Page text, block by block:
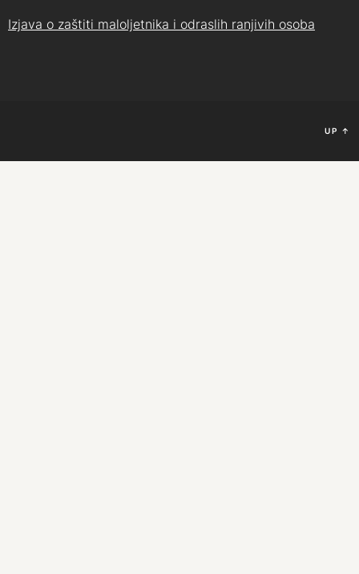
Izjava o zaštiti maloljetnika i odraslih ranjivih osoba
UP ↑